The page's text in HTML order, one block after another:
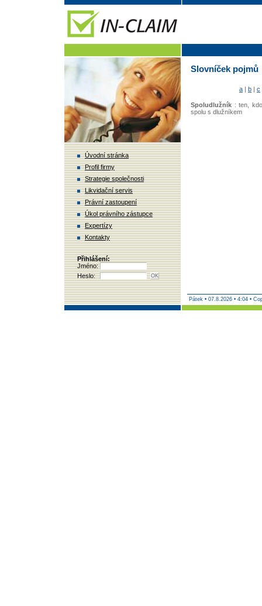
Úvodní stránka
Profil firmy
Strategie společnosti
Likvidační servis
Právní zastoupení
Úkol právního zástupce
Expertízy
Kontakty
Přihlášení:
Jméno:
Heslo:
Slovníček pojmů
a | b | c
Spoludlužník : ten,
spolu s dlužníkem
Pátek • 07.8.2026 • 4:04 •